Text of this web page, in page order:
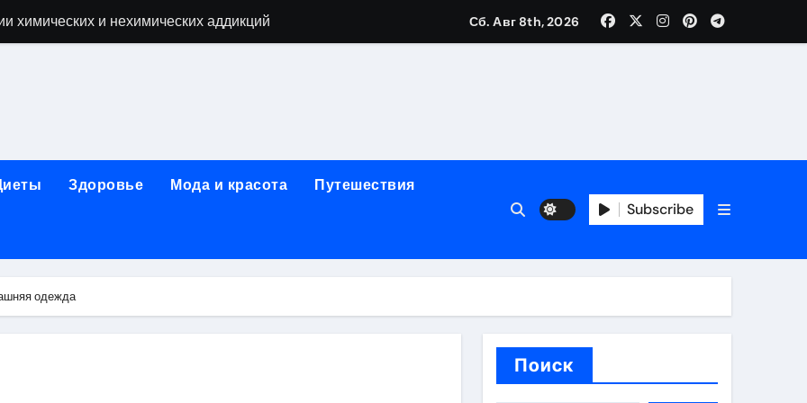
химических и нехимических аддикций
12 шагов, психотерапия, ресоциализация и оценка долгосрочных результатов при анонимном лечении
под ключ
крыла одного полёта
Сб. Авг 8th, 2026
Здоровье Мода и красота Путешествия
Subscribe
одежда
Поиск